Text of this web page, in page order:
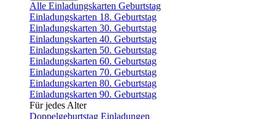
Alle Einladungskarten Geburtstag
Einladungskarten 18. Geburtstag
Einladungskarten 30. Geburtstag
Einladungskarten 40. Geburtstag
Einladungskarten 50. Geburtstag
Einladungskarten 60. Geburtstag
Einladungskarten 70. Geburtstag
Einladungskarten 80. Geburtstag
Einladungskarten 90. Geburtstag
Für jedes Alter
Doppelgeburtstag Einladungen